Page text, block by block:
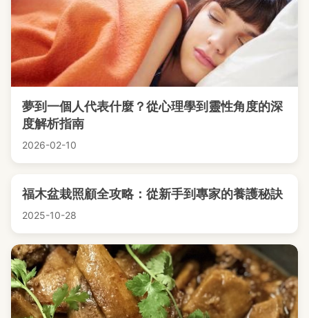
夢到一個人代表什麼？從心理學到靈性角度的深
度解析指南
2026-02-10
福木盆栽照顧全攻略：從新手到專家的養護秘訣
2025-10-28